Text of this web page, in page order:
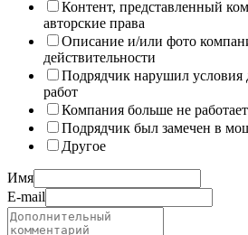
Контент, представленный
авторские права
Описание и/или фото
действительности
Подрядчик нарушил условия
работ
Компания больше не работает
Подрядчик был замечен в
Другое
Имя
E-mail